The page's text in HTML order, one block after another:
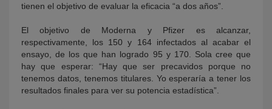
tienen el objetivo de evaluar la eficacia “a dos años”.
El objetivo de Moderna y Pfizer es alcanzar,
respectivamente, los 150 y 164 infectados al acabar el
ensayo, de los que han logrado 95 y 170. Sola cree que
hay que esperar: “Hay que ser precavidos porque no
tenemos datos, tenemos titulares. Yo esperaría a tener los
resultados finales para ver su potencia estadística”.